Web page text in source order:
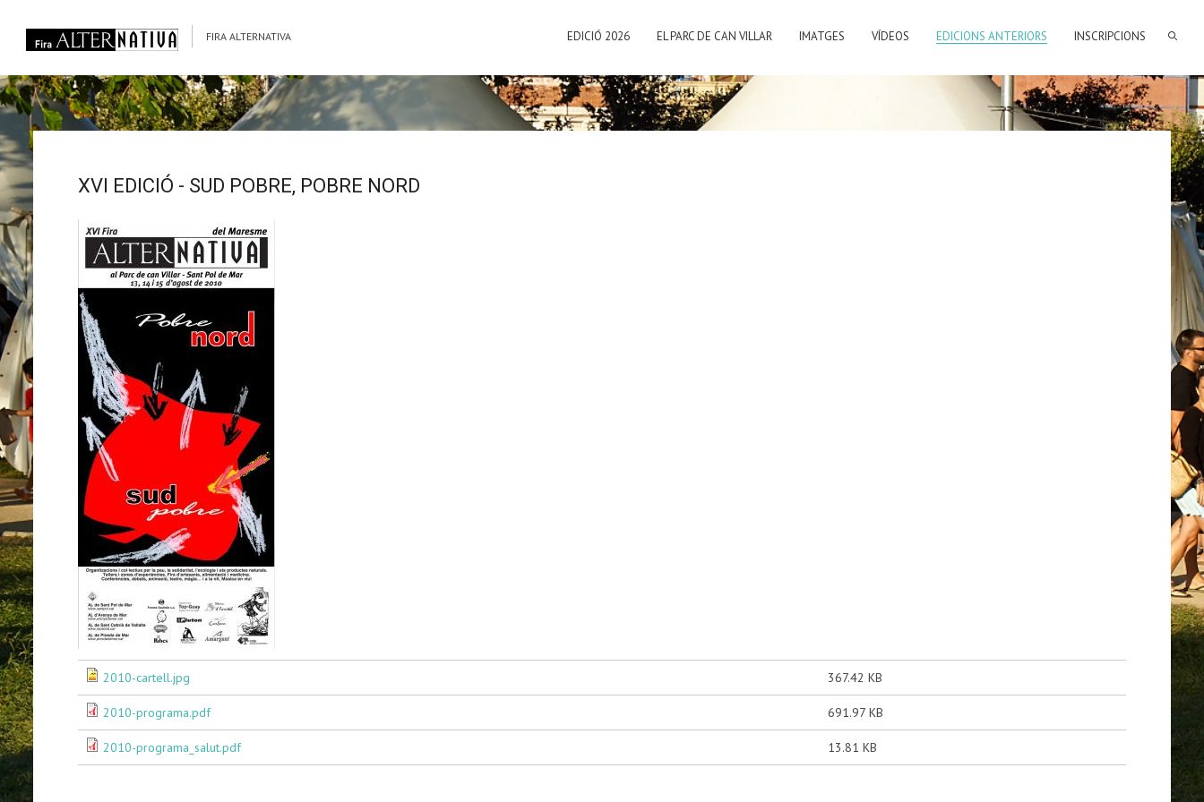
FIRA ALTERNATIVA EDICIÓ 2026 EL PARC DE CAN VILLAR IMATGES VÍDEOS EDICIONS ANTERIORS INSCRIPCIONS
SEARCH FORM
XVI EDICIÓ - SUD POBRE, POBRE NORD
2010-cartell.jpg 367.42 KB
2010-programa.pdf 691.97 KB
2010-programa_salut.pdf 13.81 KB